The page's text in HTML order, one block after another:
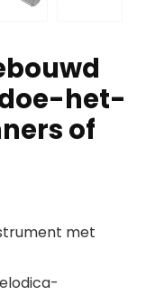
het-
of
met